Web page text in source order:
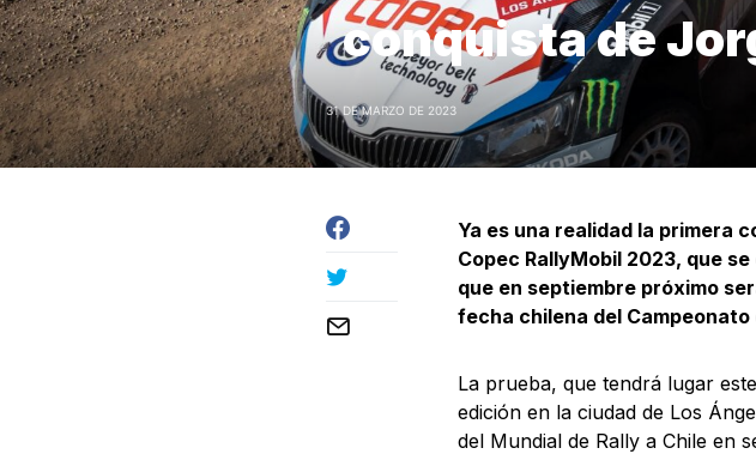
conquista de
31 DE MARZO DE 2023
Ya es una realidad la primera
Copec RallyMobil 2023, que
que en septiembre próximo
fecha chilena del Campeonato
La prueba, que tendrá lugar
edición en la ciudad de Los
del Mundial de Rally a Chile en